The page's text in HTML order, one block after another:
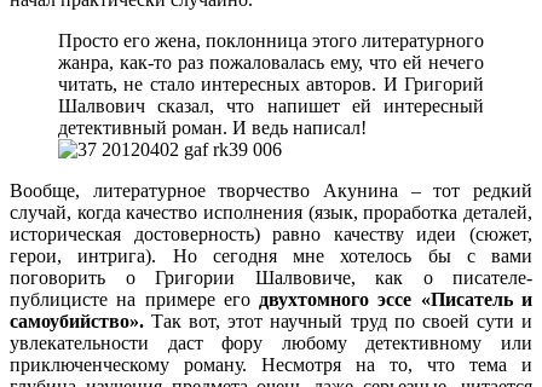
Просто его жена, поклонница этого литературного
жанра, как-то раз пожаловалась ему, что ей нечего
читать, не стало интересных авторов. И Григорий
Шалвович сказал, что напишет ей интересный
детективный роман. И ведь написал!
Вообще, литературное творчество Акунина – тот редкий
случай, когда качество исполнения (язык, проработка деталей,
историческая достоверность) равно качеству идеи (сюжет,
герои, интрига). Но сегодня мне хотелось бы с вами
поговорить о Григории Шалвовиче, как о писателе-
публицисте на примере его двухтомного эссе «Писатель и
самоубийство». Так вот, этот научный труд по своей сути и
увлекательности даст фору любому детективному или
приключенческому роману. Несмотря на то, что тема и